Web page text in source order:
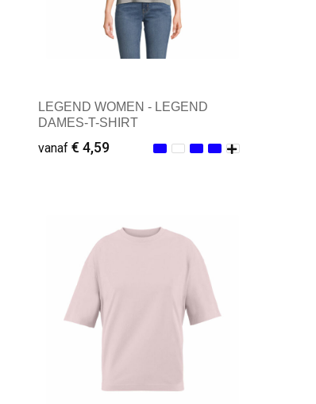
LEGEND WOMEN - LEGEND
DAMES-T-SHIRT
vanaf € 4,59
Minimale afname: 1